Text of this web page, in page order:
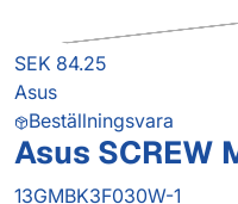
SEK 84.25
Asus
Beställningsvara
Asus SCREW
13GMBK3F030W-1